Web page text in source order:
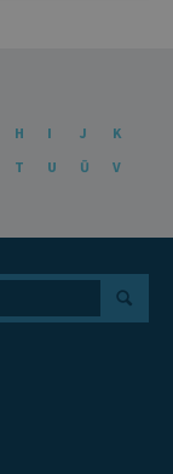
H I J
K
T U Ū
V